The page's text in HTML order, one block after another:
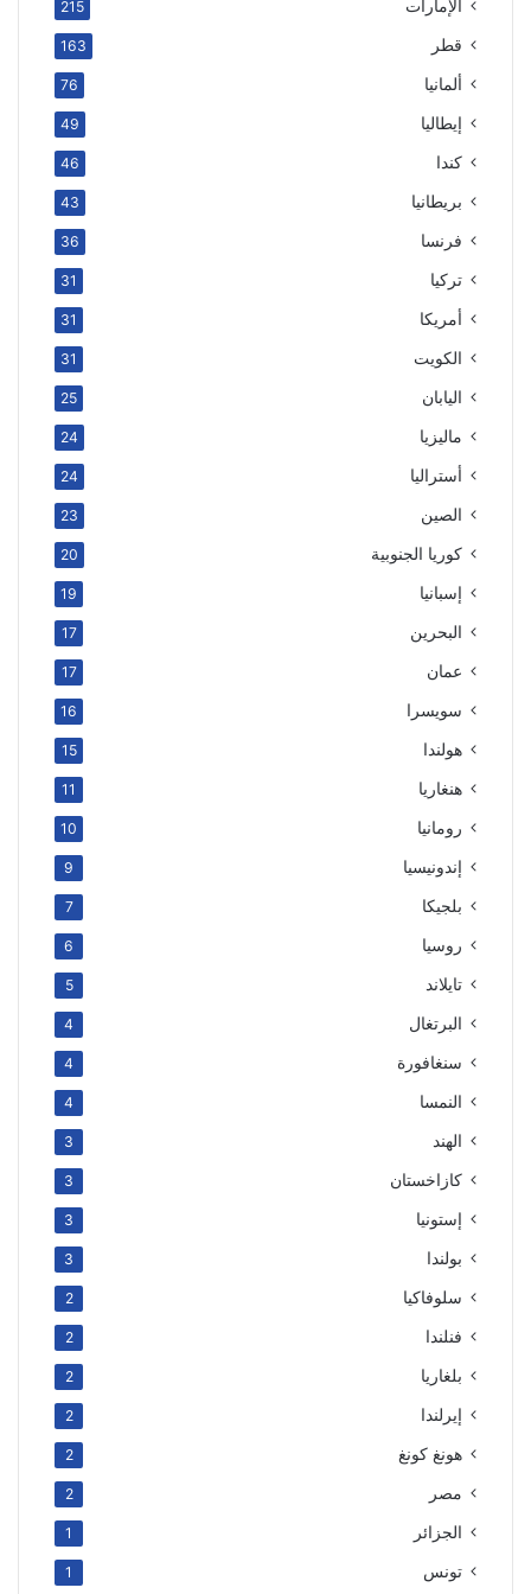
الإمارات 215
قطر 163
ألمانيا 76
إيطاليا 49
كندا 46
بريطانيا 43
فرنسا 36
تركيا 31
أمريكا 31
الكويت 31
اليابان 25
ماليزيا 24
أستراليا 24
الصين 23
كوريا الجنوبية 20
إسبانيا 19
البحرين 17
عمان 17
سويسرا 16
هولندا 15
هنغاريا 11
رومانيا 10
إندونيسيا 9
بلجيكا 7
روسيا 6
تايلاند 5
البرتغال 4
سنغافورة 4
النمسا 4
الهند 3
كازاخستان 3
إستونيا 3
بولندا 3
سلوفاكيا 2
فنلندا 2
بلغاريا 2
إيرلندا 2
هونغ كونغ 2
مصر 2
الجزائر 1
تونس 1